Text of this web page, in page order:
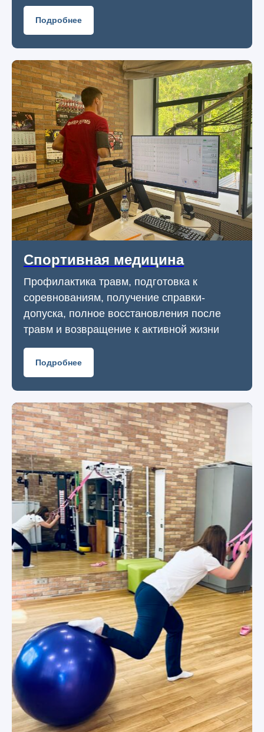
Подробнее
Спортивная медицина
Профилактика травм, подготовка к
соревнованиям, получение справки-
допуска, полное восстановления после
травм и возвращение к активной жизни
Подробнее